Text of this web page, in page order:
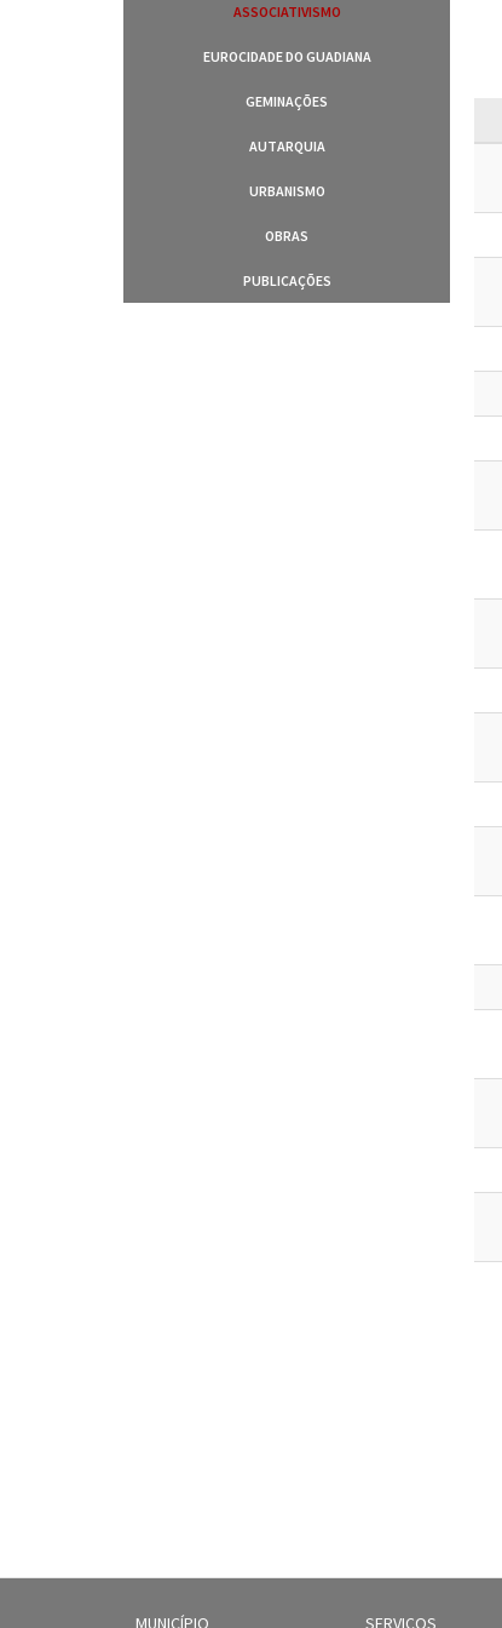
ASSOCIATIVISMO
EUROCIDADE DO GUADIANA
GEMINAÇÕES
AUTARQUIA
URBANISMO
OBRAS
PUBLICAÇÕES
MUNICÍPIO SERVIÇOS